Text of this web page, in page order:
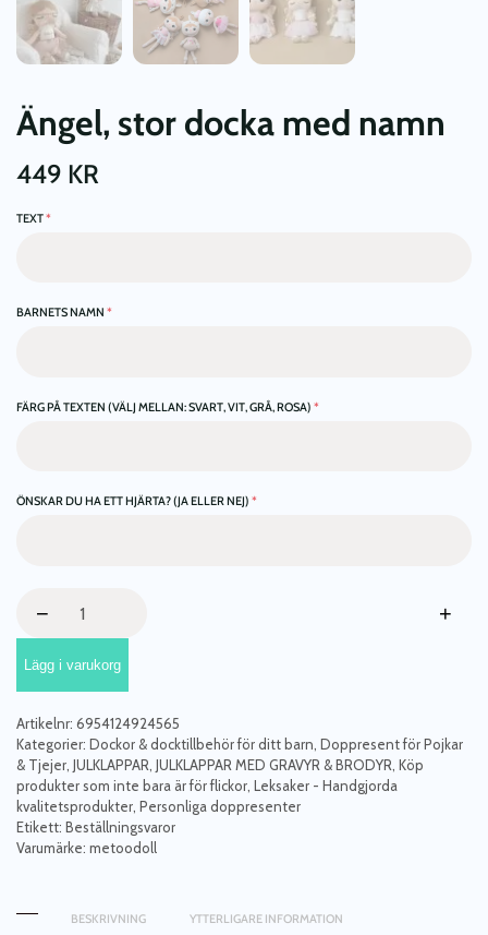
Ängel, stor docka med namn
449 KR
TEXT*
BARNETS NAMN *
FÄRG PÅ TEXTEN (VÄLJ MELLAN: SVART, VIT, GRÅ, ROSA) *
ÖNSKAR DU HA ETT HJÄRTA? (JA ELLER NEJ) *
stor
med
namn
mängd
− +
Lägg i varukorg
Artikelnr: 6954124924565
Kategorier: Dockor & docktillbehör för ditt barn, Doppresent för Pojkar
& Tjejer, JULKLAPPAR, JULKLAPPAR MED GRAVYR & BRODYR, Köp
produkter som inte bara är för flickor, Leksaker - Handgjorda
kvalitetsprodukter, Personliga doppresenter
Etikett: Beställningsvaror
Varumärke: metoodoll
BESKRIVNING YTTERLIGARE INFORMATION